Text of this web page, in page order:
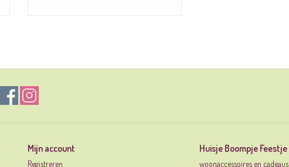
Mijn account
Registreren
Huisje Boompje Feestje
woonaccessoires en cadeaus